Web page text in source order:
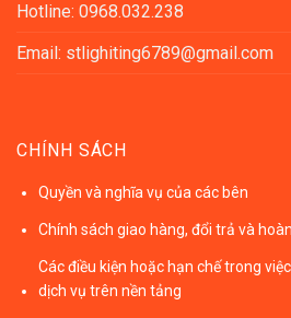
Hotline: 0968.032.238
Email: stlighiting6789@gmail.com
CHÍNH SÁCH
Quyền và nghĩa vụ của các bên
Chính sách giao hàng, đổi trả và
Các điều kiện hoặc hạn chế trong
dịch vụ trên nền tảng